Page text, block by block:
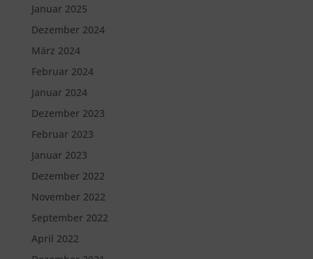
Januar 2025
Dezember 2024
März 2024
Februar 2024
Januar 2024
Dezember 2023
Februar 2023
Januar 2023
Dezember 2022
November 2022
September 2022
April 2022